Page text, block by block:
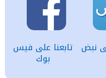
تابعنا على فيس
بوك
نبض